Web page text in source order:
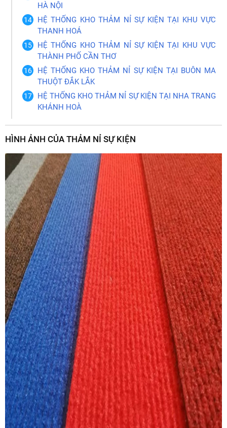
HÀ NỘI
HỆ THỐNG KHO THẢM NỈ SỰ KIỆN TẠI KHU VỰC
THANH HOÁ
HỆ THỐNG KHO THẢM NỈ SỰ KIỆN TẠI KHU VỰC
THÀNH PHỐ CẦN THƠ
HỆ THỐNG KHO THẢM NỈ SỰ KIỆN TẠI BUÔN MA
THUỘT ĐẮK LẮK
HỆ THỐNG KHO THẢM NỈ SỰ KIỆN TẠI NHA TRANG
KHÁNH HOÀ
HÌNH ẢNH CỦA THẢM NỈ SỰ KIỆN